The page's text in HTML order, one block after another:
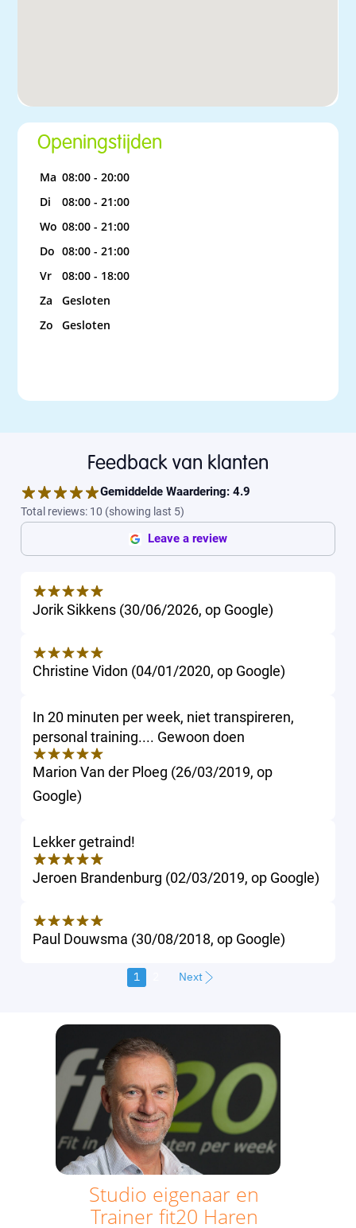
Openingstijden
Ma 08:00 - 20:00
Di
08:00 - 21:00
Wo 08:00 - 21:00
Do 08:00 - 21:00
Vr
08:00 - 18:00
Za
Gesloten
Zo
Gesloten
Feedback van klanten
Gemiddelde Waardering: 4.9
Total reviews: 10 (showing last 5)
Leave a review
Jorik Sikkens (30/06/2026, op Google)
Christine Vidon (04/01/2020, op Google)
In 20 minuten per week, niet transpireren,
personal training.... Gewoon doen
Marion Van der Ploeg (26/03/2019, op
Google)
Lekker getraind!
Jeroen Brandenburg (02/03/2019, op Google)
Paul Douwsma (30/08/2018, op Google)
1 Next
Studio eigenaar en
Trainer fit20 Haren